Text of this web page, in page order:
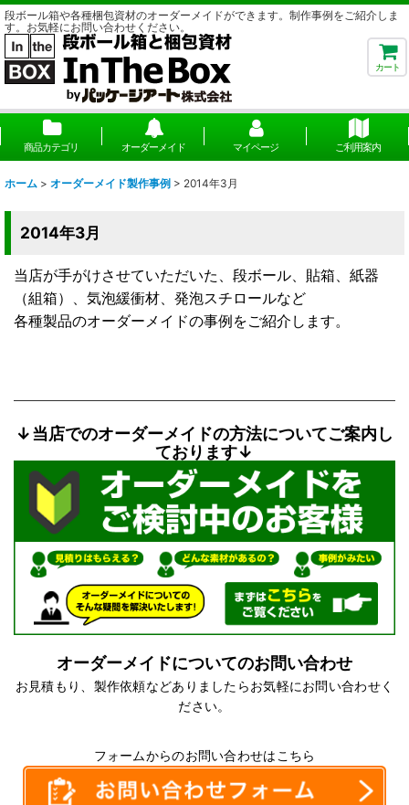
段ボール箱や各種梱包資材のオーダーメイドができます。制作事例をご紹介しま
す。お気軽にお問い合わせください。
カート
商品カテゴリ オーダーメイド マイページ ご利用案内
ホーム > オーダーメイド製作事例 > 2014年3月
2014年3月
当店が手がけさせていただいた、段ボール、貼箱、紙器
（組箱）、気泡緩衝材、発泡スチロールなど
各種製品のオーダーメイドの事例をご紹介します。
↓当店でのオーダーメイドの方法についてご案内し
ております↓
オーダーメイドについてのお問い合わせ
お見積もり、製作依頼などありましたらお気軽にお問い合わせく
ださい。
フォームからのお問い合わせはこちら